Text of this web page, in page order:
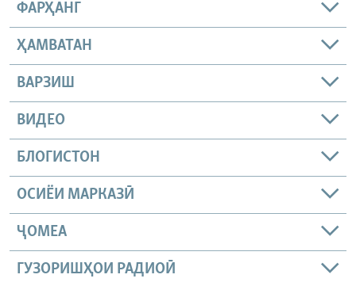
ФАРҲАНГ
ҲАМВАТАН
ВАРЗИШ
ВИДЕО
БЛОГИСТОН
ОСИЁИ МАРКАЗӢ
ҶОМEА
ГУЗОРИШҲОИ РАДИОӢ